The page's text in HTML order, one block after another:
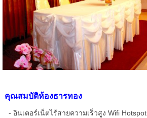
คุณสมบัติห้องธารทอง
- อินเตอร์เน็ตไร้สายความเร็วสูง Wifi Hotspot